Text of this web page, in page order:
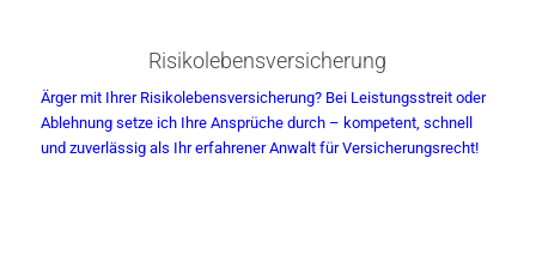
Risikolebensversicherung
Ärger mit Ihrer Risikolebensversicherung? Bei Leistungsstreit oder
Ablehnung setze ich Ihre Ansprüche durch – kompetent, schnell
und zuverlässig als Ihr erfahrener Anwalt für Versicherungsrecht!